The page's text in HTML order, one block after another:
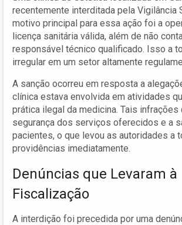
recentemente interditada pela Vigilância
motivo principal para essa ação foi a
licença sanitária válida, além de não
responsável técnico qualificado. Isso a
irregular em um setor altamente
A sanção ocorreu em resposta a
clínica estava envolvida em atividades
prática ilegal da medicina. Tais
segurança dos serviços oferecidos e a
pacientes, o que levou as autoridades a
providências imediatamente.
Denúncias que Levaram à
Fiscalização
A interdição foi precedida por uma